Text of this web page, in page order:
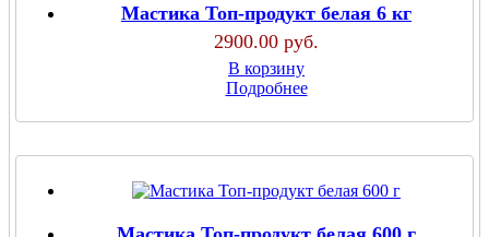
Мастика Топ-продукт белая 6 кг
2900.00 руб.
В корзину
Подробнее